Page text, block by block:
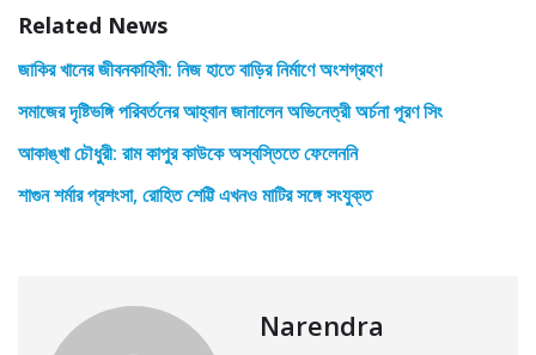
Related News
জাকির খানের জীবনকাহিনী: নিজ হাতে বাড়ির নির্মাণে অংশগ্রহণ
সমাজের দৃষ্টিভঙ্গি পরিবর্তনের আহ্বান জানালেন অভিনেত্রী অর্চনা পূরণ সিং
আকাঙ্খা চৌধুরী: রাম কাপুর কাউকে অস্বস্তিতে ফেলেননি
শাগুন শর্মার প্রশংসা, রোহিত শেট্টি এখনও মাটির সঙ্গে সংযুক্ত
Narendra